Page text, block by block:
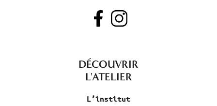
DÉCOUVRIR
L'ATELIER
L’institut